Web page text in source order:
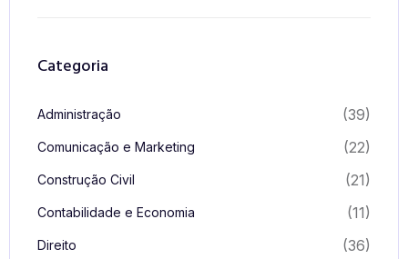
Categoria
Administração (39)
Comunicação e Marketing (22)
Construção Civil (21)
Contabilidade e Economia (11)
Direito (36)